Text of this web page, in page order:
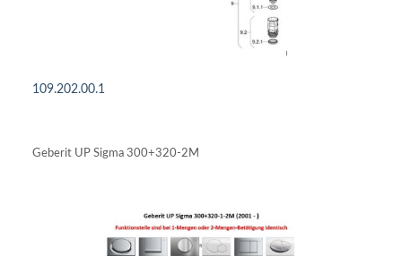
109.202.00.1
Geberit UP Sigma 300+320-2M